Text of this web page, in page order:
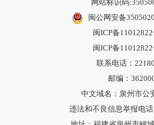
网站标识码
闽公网安备
闽ICP备11012822
闽ICP备
联系电话：
邮编：
中文域名：泉州市公
违法和不良信息举报电